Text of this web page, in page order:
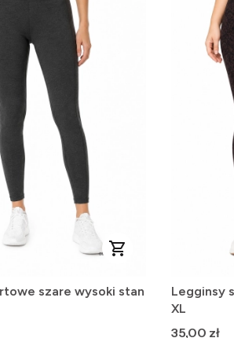
szare wysoki stan
Legginsy
XL
Cena
35,00 zł